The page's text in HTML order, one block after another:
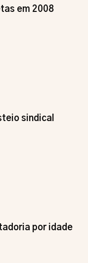
em 2008
sindical
por idade